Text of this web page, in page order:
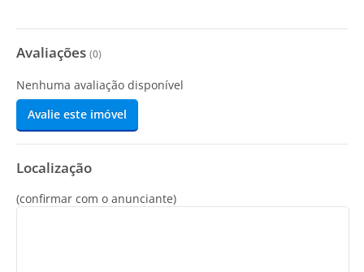
Avaliações (0)
Nenhuma avaliação disponível
Avalie este imóvel
Localização
(confirmar com o anunciante)